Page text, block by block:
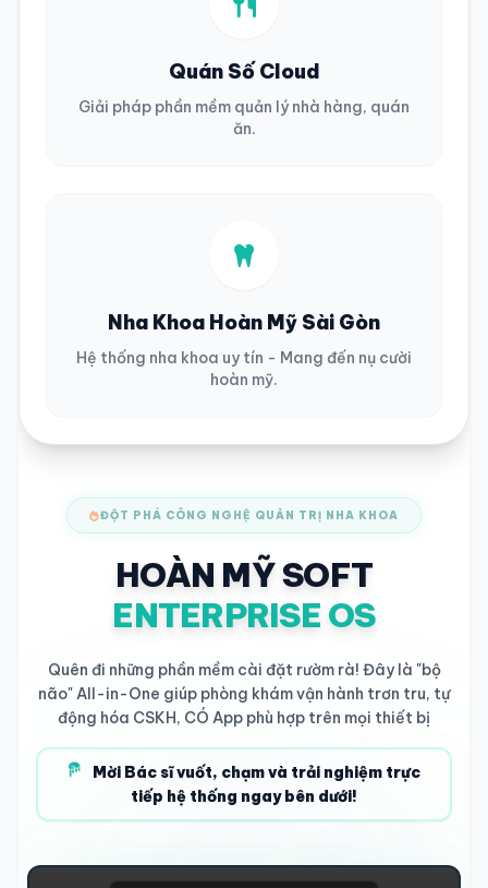
Quán Số Cloud
Giải pháp phần mềm quản lý nhà hàng, quán
ăn.
Nha Khoa Hoàn Mỹ Sài Gòn
Hệ thống nha khoa uy tín - Mang đến nụ cười
hoàn mỹ.
ĐỘT PHÁ CÔNG NGHỆ QUẢN TRỊ NHA KHOA
HOÀN MỸ SOFT
ENTERPRISE OS
Quên đi những phần mềm cài đặt rườm rà! Đây là "bộ
não" All-in-One giúp phòng khám vận hành trơn tru, tự
động hóa CSKH, CÓ App phù hợp trên mọi thiết bị
Mời Bác sĩ vuốt, chạm và trải nghiệm trực
tiếp hệ thống ngay bên dưới!